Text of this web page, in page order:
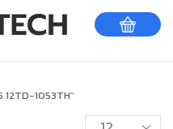
12TD-1053TH”